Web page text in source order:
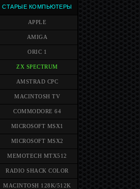
СТАРЫЕ КОМПЬЮТЕРЫ
APPLE
AMIGA
ORIC 1
ZX SPECTRUM
AMSTRAD CPC
MACINTOSH TV
COMMODORE 64
MICROSOFT MSX1
MICROSOFT MSX2
MEMOTECH MTX512
RADIO SHACK COLOR
MACINTOSH 128K/512K